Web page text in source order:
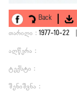
Back
თარიღი : 1977-10-22 |
აღწერა :
ტექსტი :
შენიშვნა :